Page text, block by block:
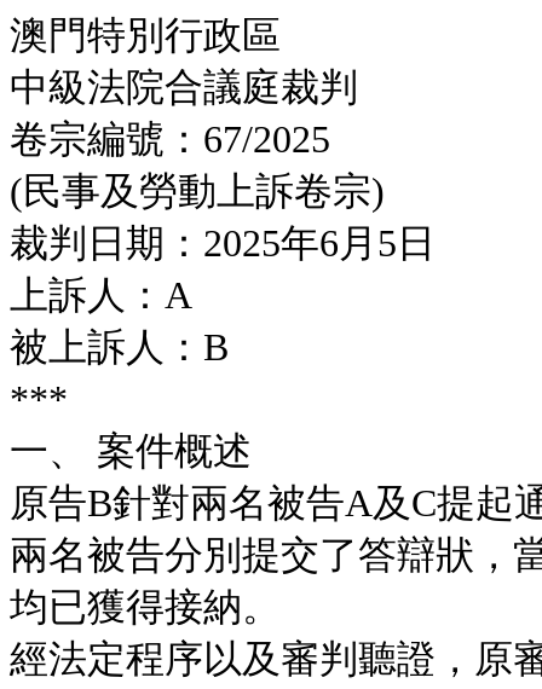
澳門特別行政區
中級法院合議庭裁判
卷宗編號：67/2025
(民事及勞動上訴卷宗)
裁判日期：2025年6月5日
上訴人：A
被上訴人：B
***
一、 案件概述
原告B針對兩名被告A及C提起
兩名被告分別提交了答辯狀，
均已獲得接納。
經法定程序以及審判聽證，原